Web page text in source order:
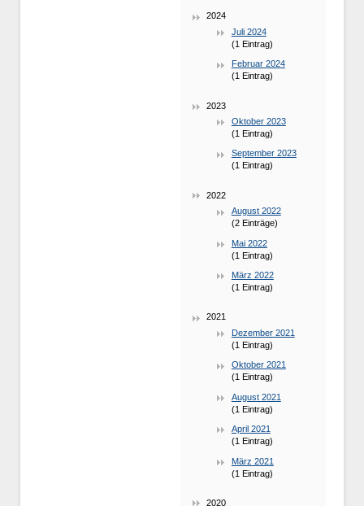
2024
Juli 2024
(1 Eintrag)
Februar 2024
(1 Eintrag)
2023
Oktober 2023
(1 Eintrag)
September 2023
(1 Eintrag)
2022
August 2022
(2 Einträge)
Mai 2022
(1 Eintrag)
März 2022
(1 Eintrag)
2021
Dezember 2021
(1 Eintrag)
Oktober 2021
(1 Eintrag)
August 2021
(1 Eintrag)
April 2021
(1 Eintrag)
März 2021
(1 Eintrag)
2020